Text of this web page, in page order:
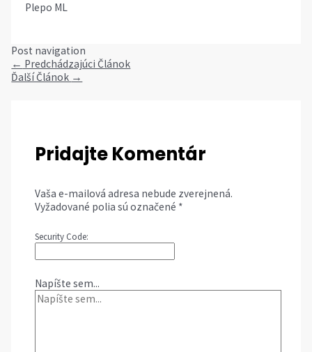
Plepo ML
Post navigation
← Predchádzajúci Článok
Ďalší Článok →
Pridajte Komentár
Vaša e-mailová adresa nebude zverejnená.
Vyžadované polia sú označené *
Security Code:
Napíšte sem...